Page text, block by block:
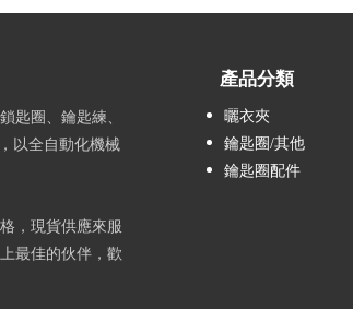
匙圈、鑰匙練、
以全自動化機械
，現貨供應來服
最佳的伙伴，歡
產品分類
曬衣夾
鑰匙圈/其他
鑰匙圈配件